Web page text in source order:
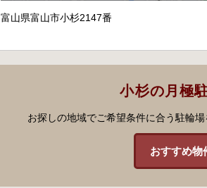
富山県富山市小杉2147番
小杉の月極
お探しの地域でご希望条件に合う駐輪
おすすめ物